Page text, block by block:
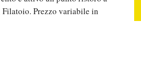
Prezzo variabile in